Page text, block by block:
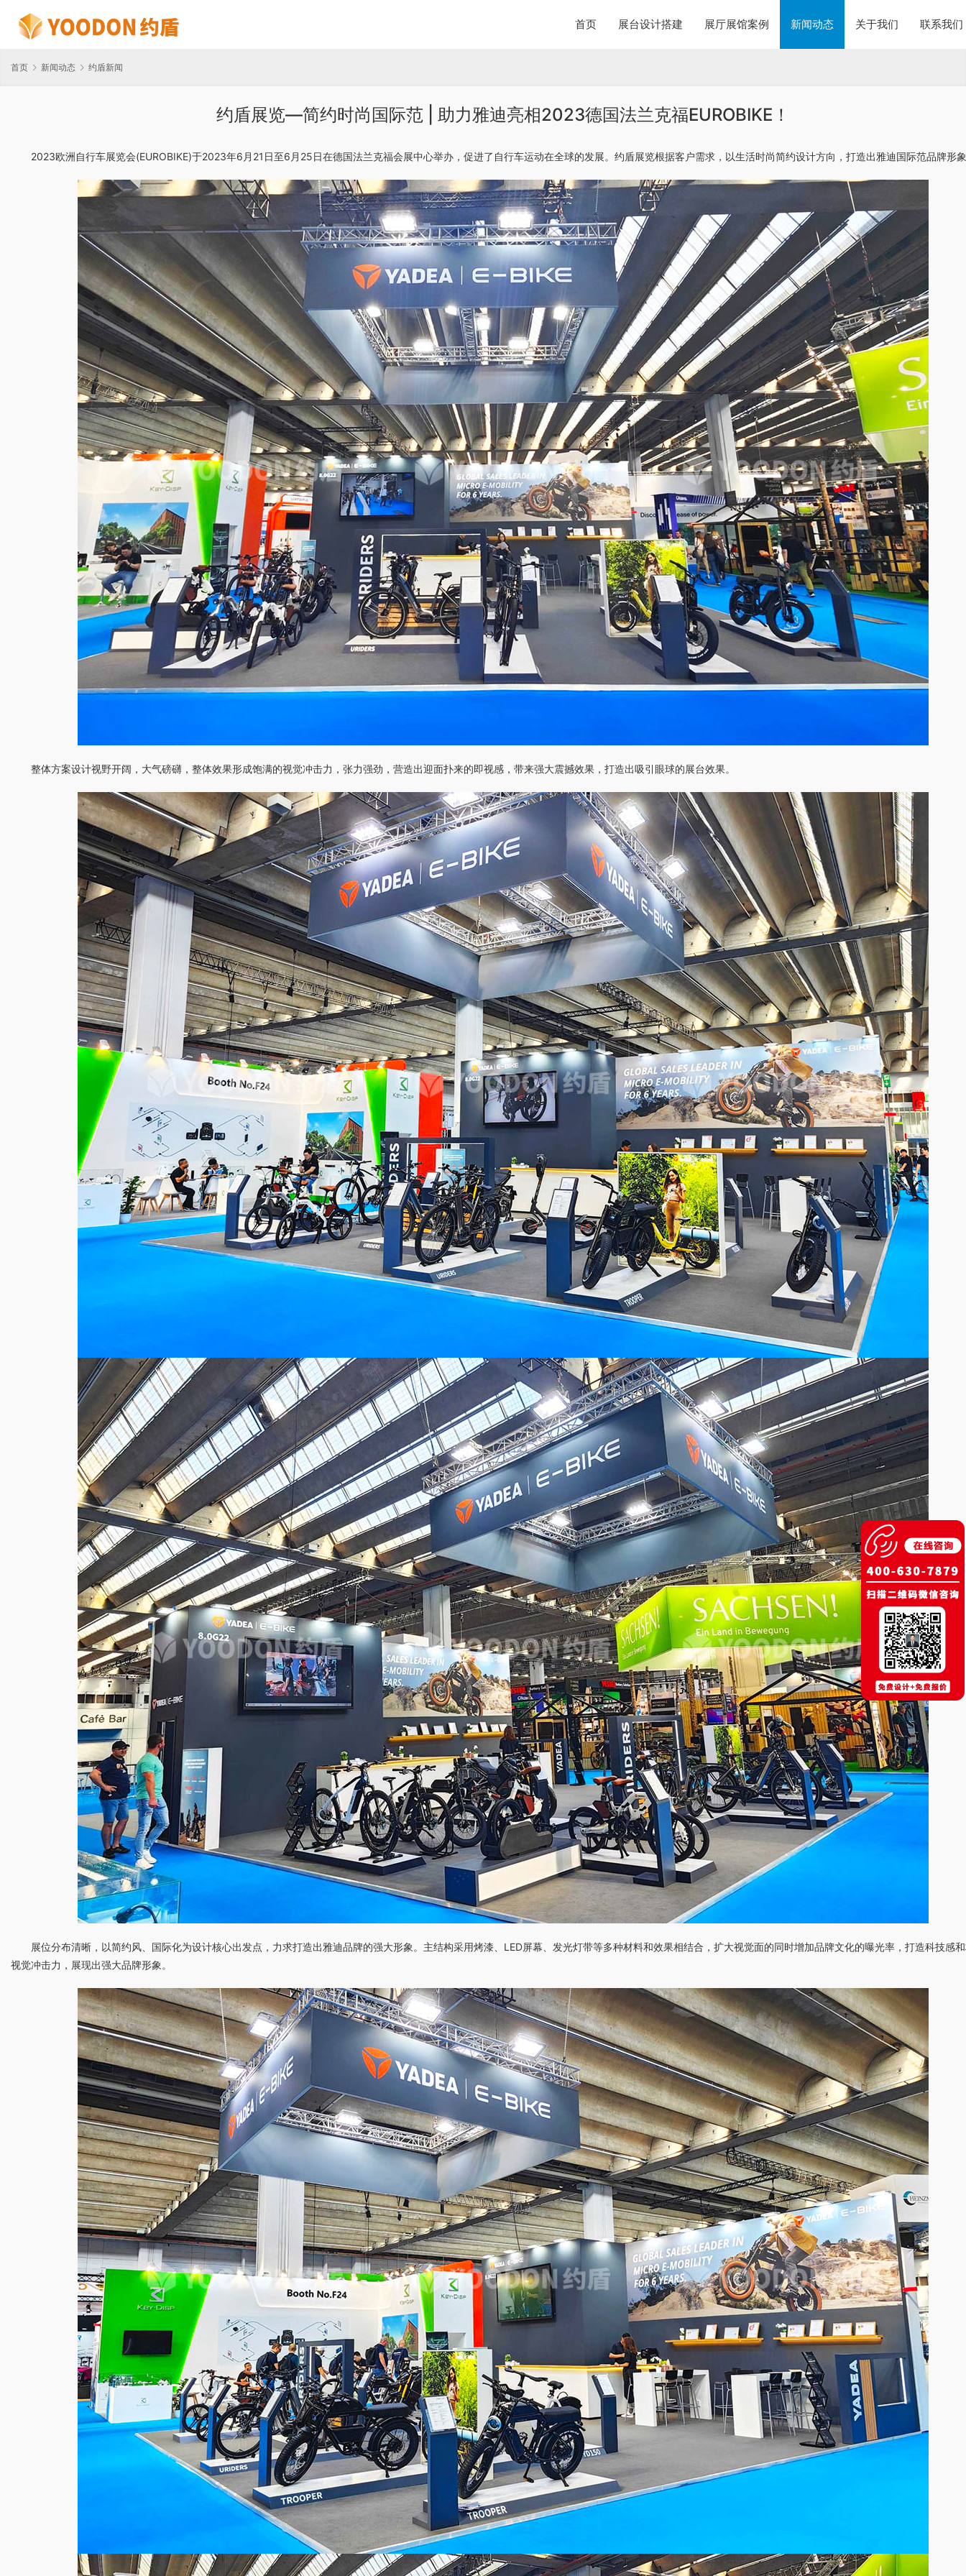
首页 展台设计搭建 展厅展馆案例 新闻动态 关于我们 联系我们
首页 新闻动态 约盾新闻
约盾展览—简约时尚国际范 | 助力雅迪亮相2023德国法兰克福EUROBIKE！
2023欧洲自行车展览会(EUROBIKE)于2023年6月21日至6月25日在德国法兰克福会展中心举办，促进了自行车运动在全球的发展。约盾展览根据客户需求，以生活时尚简约设计方向，打造出雅迪国际范品牌形
整体方案设计视野开阔，大气磅礴，整体效果形成饱满的视觉冲击力，张力强劲，营造出迎面扑来的即视感，带来强大震撼效果，打造出吸引眼球的展台效果。
展位分布清晰，以简约风、国际化为设计核心出发点，力求打造出雅迪品牌的强大形象。主结构采用烤漆、LED屏幕、发光灯带等多种材料和效果相结合，扩大视觉面的同时增加品牌文化的曝光率，打造科技感
视觉冲击力，展现出强大品牌形象。